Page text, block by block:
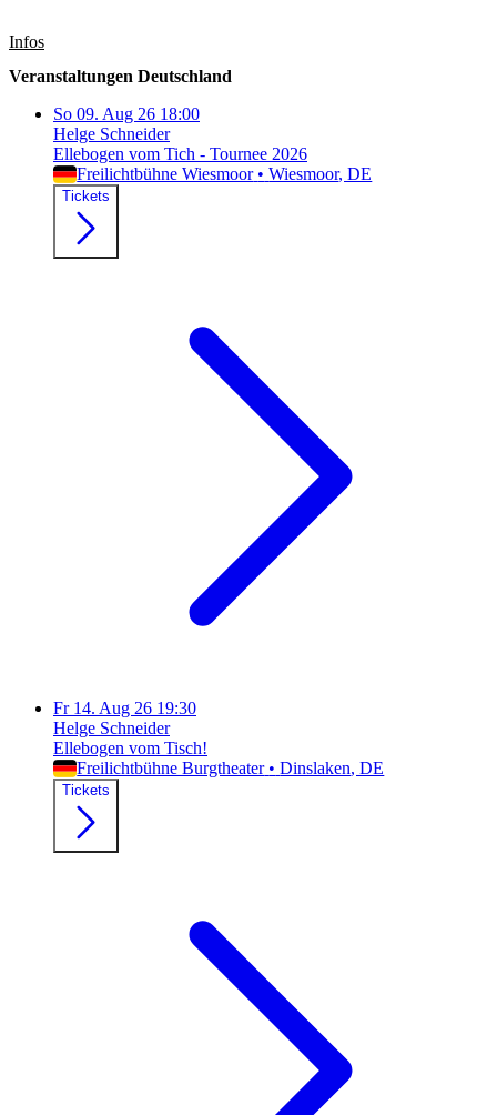
Infos
Veranstaltungen Deutschland
So 09. Aug 26 18:00
Helge Schneider
Ellebogen vom Tich - Tournee 2026
Freilichtbühne Wiesmoor • Wiesmoor, DE
Tickets
Fr 14. Aug 26 19:30
Helge Schneider
Ellebogen vom Tisch!
Freilichtbühne Burgtheater • Dinslaken, DE
Tickets